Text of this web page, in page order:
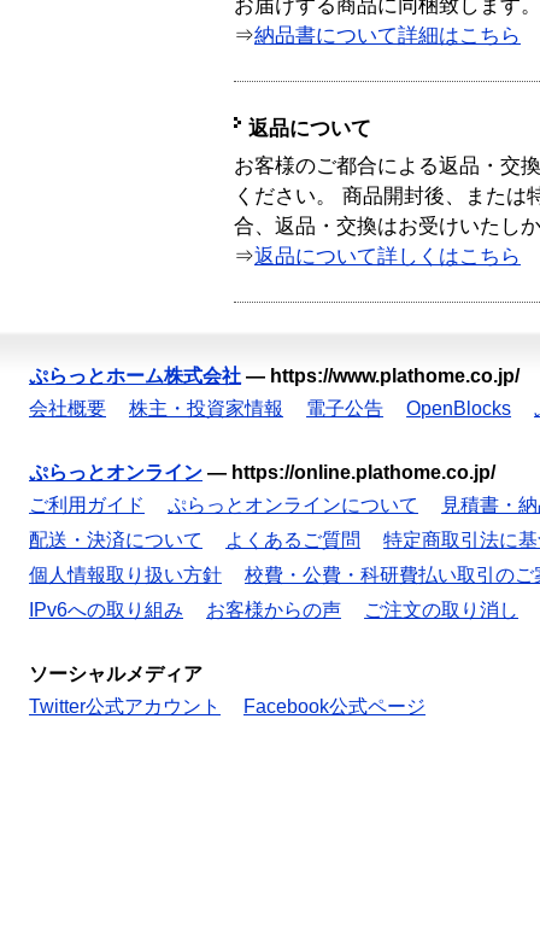
お届けする商品に同梱致します。
⇒納品書について詳細はこちら
返品について
お客様のご都合による返品・交
ください。 商品開封後、または
合、返品・交換はお受けいたし
⇒返品について詳しくはこちら
ぷらっとホーム株式会社 — https://www.plathome.co.jp/
会社概要
株主・投資家情報 電子公告 OpenBlocks
ぷらっとオンライン — https://online.plathome.co.jp/
ご利用ガイド
ぷらっとオンラインについて
見積書・
配送・決済について
よくあるご質問
特定商取引法に
個人情報取り扱い方針
校費・公費・科研費払い取引のご
IPv6への取り組み
お客様からの声 ご注文の取り消し
ソーシャルメディア
Twitter公式アカウント
Facebook公式ページ